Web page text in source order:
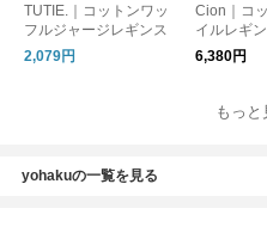
TUTIE.｜コットンワッ
フルジャージレギンス
2,079円
Cion｜コ
イルレギ
002
6,380円
もっと
yohakuの一覧を見る